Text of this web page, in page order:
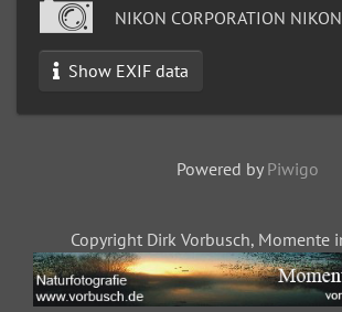
NIKON CORPORATION
Show EXIF data
Powered by Piwigo
Copyright Dirk Vorbusch, Momente